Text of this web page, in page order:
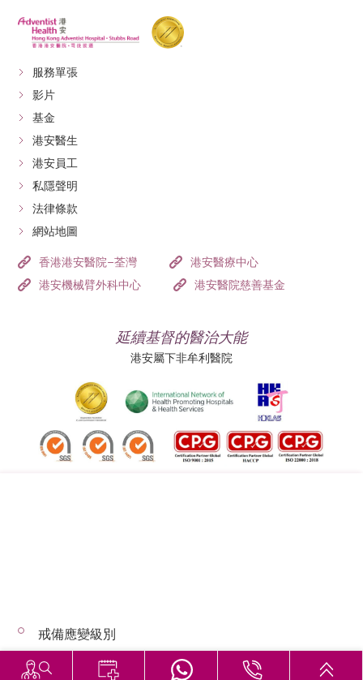
服務單張
影片
基金
港安醫生
港安員工
私隱聲明
法律條款
網站地圖
香港港安醫院–荃灣
港安醫療中心
港安機械臂外科中心
港安醫院慈善基金
延續基督的醫治大能
港安屬下非牟利醫院
© 2026 版權所有 © 港安醫療 保留一切權利
戒備應變級別
惡劣天氣下的診症安排